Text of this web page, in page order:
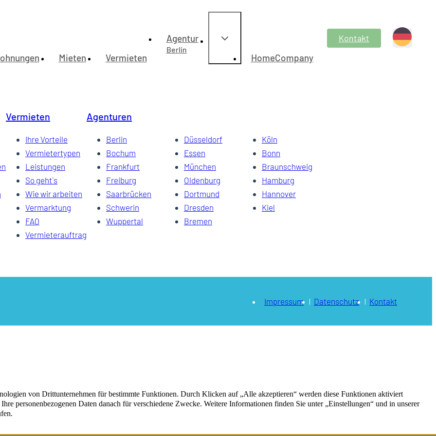
Mieten Vermieten
Agentur
Berlin
HomeCompany
Kontakt
möbliert
PKW-Stellplatz
Vermieten
Ihre Vorteile
Vermietertypen
Leistungen
So geht`s
Wie wir arbeiten
Vermarktung
FAQ
Vermieterauftrag
Agenturen
Berlin Düsseldorf
Köln
Bochum
Essen
Bonn
Frankfurt
München
Braunschweig
Freiburg
Oldenburg
Hamburg
Saarbrücken
Dortmund
Hannover
Schwerin
Dresden
Kiel
Wuppertal
Bremen
Impressum Datenschutz Kontakt